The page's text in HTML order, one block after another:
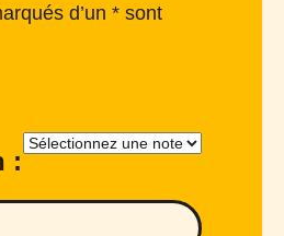
d’un * sont
: